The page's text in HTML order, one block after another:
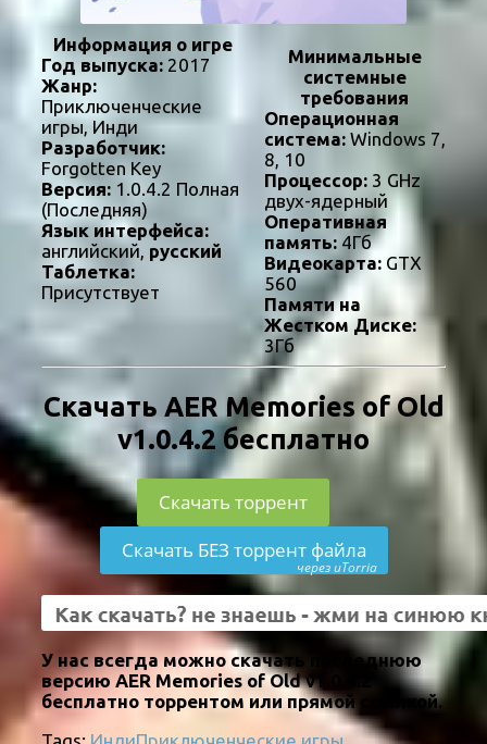
Информация о игре
Год выпуска: 2017
Жанр:
Приключенческие
игры, Инди
Разработчик:
Forgotten Key
Версия: 1.0.4.2 Полная
(Последняя)
Язык интерфейса:
английский, русский
Таблетка:
Присутствует
Минимальные
системные
требования
Операционная
система:Windows 7,
8, 10
Процессор:3 GHz
двух-ядерный
Оперативная
память:4Гб
Видеокарта:GTX
560
Памяти на
Жестком Диске:
3Гб
Скачать AER Memories of Old
v1.0.4.2 бесплатно
Скачать торрент
Скачать БЕЗ торрент файла
через uTorria
У нас всегда можно скачать последнюю
версию AER Memories of Old v1.0.4.2
бесплатно торрентом или прямой ссылкой.